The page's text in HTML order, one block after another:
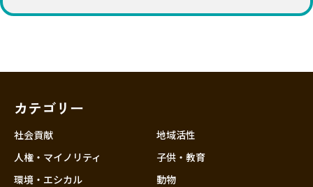
石川
近畿
カテゴリー
社会貢献
人権・マイノリティ
環境・エシカル
地域活性
子供・教育
動物